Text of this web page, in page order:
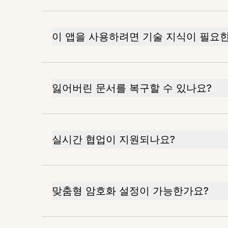
이 앱을 사용하려면 기술 지식이 필요
잃어버린 문서를 복구할 수 있나요?
실시간 협업이 지원되나요?
맞춤형 암호화 설정이 가능한가요?